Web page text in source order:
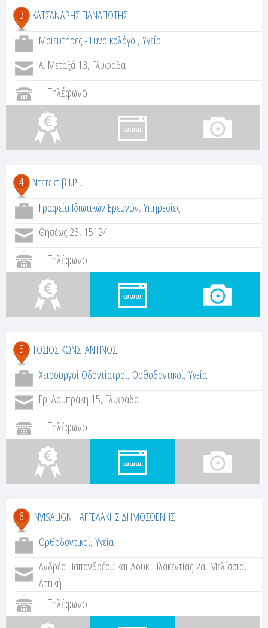
3
ΚΑΤΣΑΝΔΡΗΣ ΠΑΝΑΓΙΩΤΗΣ
Μαιευτήρες - Γυναικολόγοι,Υγεία
Α. Μεταξά 13, Γλυφάδα
Τηλέφωνο
4 Ντετεκτιβ I.P.I.
Γραφεία Ιδιωτικών Ερευνών,Υπηρεσίες
Θησέως 23, 15124
Τηλέφωνο
5 ΤΟΣΙΟΣ ΚΩΝΣΤΑΝΤΙΝΟΣ
Χειρουργοί Οδοντίατροι, Ορθοδοντικοί,Υγεία
Γρ. Λαμπράκη 15, Γλυφάδα
Τηλέφωνο
6
INVISALIGN - ΑΓΓΕΛΑΚΗΣ ΔΗΜΟΣΘΕΝΗΣ
Ορθοδοντικοί,Υγεία
Ανδρέα Παπανδρέου και Δουκ. Πλακεντίας 2α, Μελίσσια,
Αττική
Τηλέφωνο